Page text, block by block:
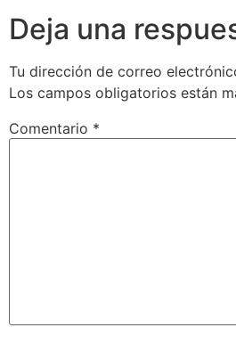
Deja una
Tu dirección de correo
Los campos obligatorios están
Comentario *